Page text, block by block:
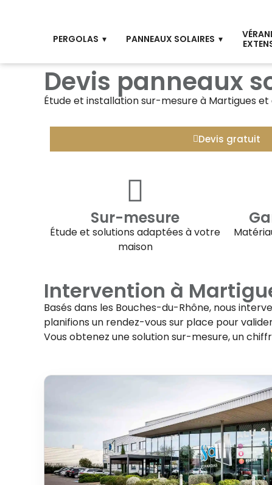
PERGOLAS PANNEAUX SOLAIRES
Devis panneaux
Étude et installation sur-mesure à Martigues et
Devis gratuit
Sur-mesure
Étude et solutions adaptées à votre
maison
Intervention à
Basés dans les Bouches-du-Rhône, nous
planifions un rendez-vous sur place pour
Vous obtenez une solution sur-mesure, un